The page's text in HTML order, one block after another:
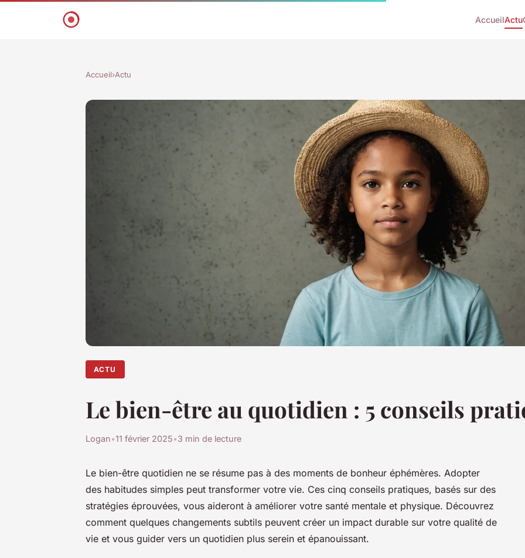
AccueilActu
Accueil›Actu
ACTU
Le bien-être au quotidien : 5 conseils
Logan•11 février 2025•3 min de lecture
Le bien-être quotidien ne se résume pas à des moments de bonheur éphémères. Adopter
des habitudes simples peut transformer votre vie. Ces cinq conseils pratiques, basés sur des
stratégies éprouvées, vous aideront à améliorer votre santé mentale et physique. Découvrez
comment quelques changements subtils peuvent créer un impact durable sur votre qualité de
vie et vous guider vers un quotidien plus serein et épanouissant.